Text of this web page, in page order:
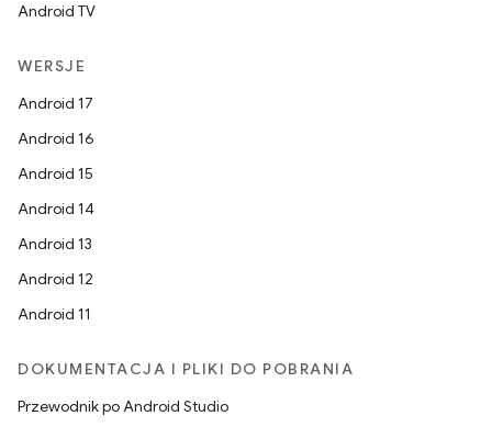
Android TV
WERSJE
Android 17
Android 16
Android 15
Android 14
Android 13
Android 12
Android 11
DOKUMENTACJA I PLIKI DO POBRANIA
Przewodnik po Android Studio